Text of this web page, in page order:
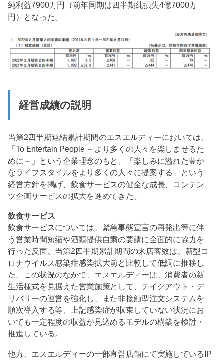
純利益7900万円（前年同期は四半期純損失4億7000万
円）となった。
経営成績の説明
当第2四半期連結累計期間のエスエルディーにおいては、
「To Entertain People ～より多くの人々を楽しませるた
めに～」という企業理念のもと、「楽しみに溢れた豊か
なライフスタイルをより多くの人々に提案する」という
経営方針を掲げ、飲食サービスの健全な成長、コンテン
ツ企画サービスの拡大を進めてきた。
飲食サービス
飲食サービスについては、緊急事態宣言の再発出等に伴
う営業時間短縮や酒類提供自粛の要請に全面的に協力を
行った反面、当第2四半期累計期間の来店客数は、新型コ
ロナウイルス感染症感染拡大前と比較して低調に推移し
た。この状況のなかで、エスエルディーは、消費者の新
生活様式を見据えた営業施策として、テイクアウト・デ
リバリーの運営を強化し、また非接触型注文システムを
順次導入する等、上記感染症が収束していない状況にお
いても一定程度の収益が見込めるモデルの構築を検討・
推進している。
他方、エスエルディーの一部直営店舗にて実施しているIP